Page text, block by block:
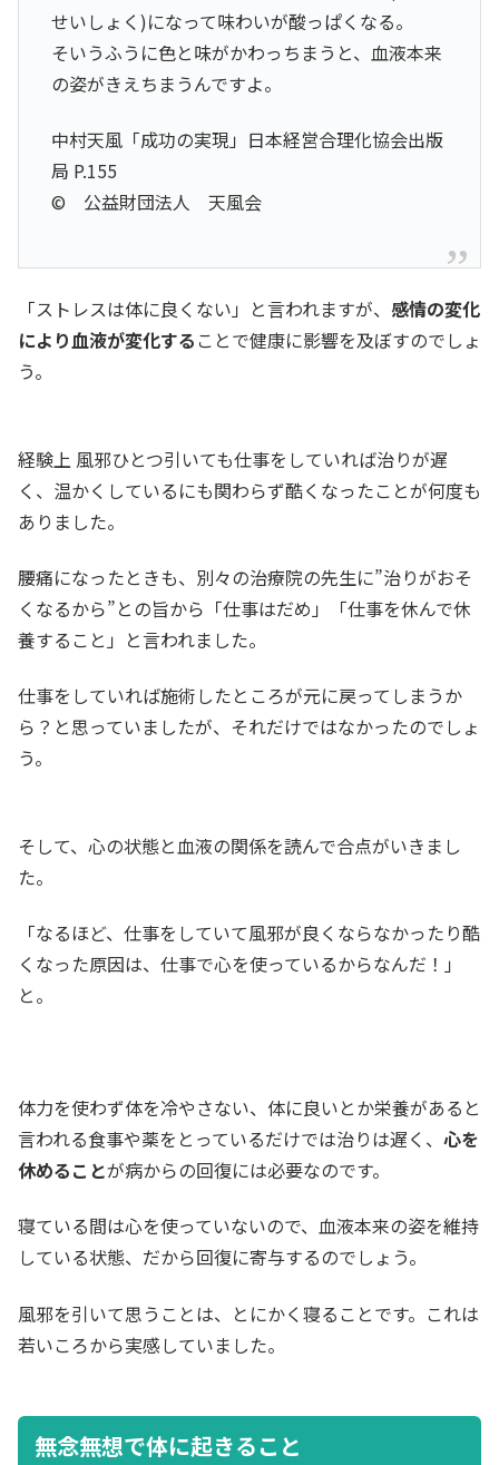
せいしょく)になって味わいが酸っぱくなる。
そいうふうに色と味がかわっちまうと、血液本来
の姿がきえちまうんですよ。
中村天風「成功の実現」日本経営合理化協会出版
局 P.155
© 公益財団法人 天風会
「ストレスは体に良くない」と言われますが、 感情の変化
により血液が変化する ことで健康に影響を及ぼすのでしょ
う。
経験上 風邪ひとつ引いても仕事をしていれば治りが遅
く、温かくしているにも関わらず酷くなったことが何度も
ありました。
腰痛になったときも、別々の治療院の先生に”治りがおそ
くなるから”との旨から「仕事はだめ」「仕事を休んで休
養すること」と言われました。
仕事をしていれば施術したところが元に戻ってしまうか
ら？と思っていましたが、それだけではなかったのでしょ
う。
そして、心の状態と血液の関係を読んで合点がいきまし
た。
「なるほど、仕事をしていて風邪が良くならなかったり酷
くなった原因は、仕事で心を使っているからなんだ！」
と。
体力を使わず体を冷やさない、体に良いとか栄養があると
言われる食事や薬をとっているだけでは治りは遅く、 心を
休めることが病からの回復には必要なのです。
寝ている間は心を使っていないので、血液本来の姿を維持
している状態、だから回復に寄与するのでしょう。
風邪を引いて思うことは、とにかく寝ることです。これは
若いころから実感していました。
無念無想で体に起きること